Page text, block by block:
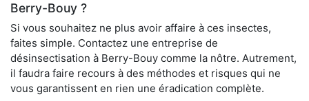
Berry-Bouy ?
Si vous souhaitez ne plus avoir affaire à ces insectes,
faites simple. Contactez une entreprise de
désinsectisation à Berry-Bouy comme la nôtre. Autrement,
il faudra faire recours à des méthodes et risques qui ne
vous garantissent en rien une éradication complète.